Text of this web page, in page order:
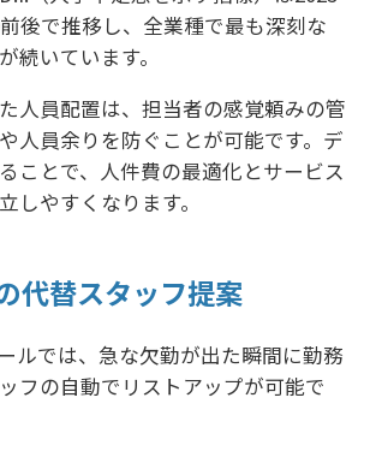
後で推移し、全業種で最も深刻な
続いています。
人員配置は、担当者の感覚頼みの管
人員余りを防ぐことが可能です。デ
ことで、人件費の最適化とサービス
しやすくなります。
代替スタッフ提案
ルでは、急な欠勤が出た瞬間に勤務
フの自動でリストアップが可能で